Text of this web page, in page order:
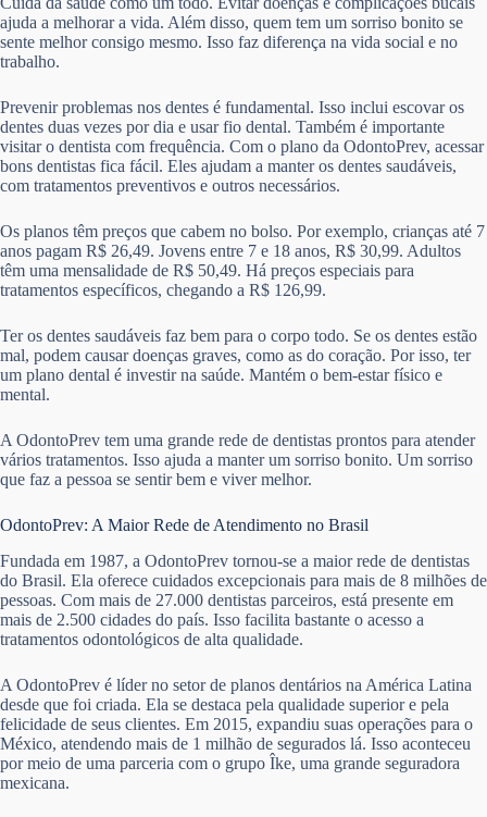
ajuda a melhorar a vida. Além disso, quem tem um sorriso bonito se
sente melhor consigo mesmo. Isso faz diferença na vida social e no
trabalho.
Prevenir problemas nos dentes é fundamental. Isso inclui escovar os
dentes duas vezes por dia e usar fio dental. Também é importante
visitar o dentista com frequência. Com o plano da OdontoPrev, acessar
bons dentistas fica fácil. Eles ajudam a manter os dentes saudáveis,
com tratamentos preventivos e outros necessários.
Os planos têm preços que cabem no bolso. Por exemplo, crianças até 7
anos pagam R$ 26,49. Jovens entre 7 e 18 anos, R$ 30,99. Adultos
têm uma mensalidade de R$ 50,49. Há preços especiais para
tratamentos específicos, chegando a R$ 126,99.
Ter os dentes saudáveis faz bem para o corpo todo. Se os dentes estão
mal, podem causar doenças graves, como as do coração. Por isso, ter
um plano dental é investir na saúde. Mantém o bem-estar físico e
mental.
A OdontoPrev tem uma grande rede de dentistas prontos para atender
vários tratamentos. Isso ajuda a manter um sorriso bonito. Um sorriso
que faz a pessoa se sentir bem e viver melhor.
OdontoPrev: A Maior Rede de Atendimento no Brasil
Fundada em 1987, a OdontoPrev tornou-se a maior rede de dentistas
do Brasil. Ela oferece cuidados excepcionais para mais de 8 milhões de
pessoas. Com mais de 27.000 dentistas parceiros, está presente em
mais de 2.500 cidades do país. Isso facilita bastante o acesso a
tratamentos odontológicos de alta qualidade.
A OdontoPrev é líder no setor de planos dentários na América Latina
desde que foi criada. Ela se destaca pela qualidade superior e pela
felicidade de seus clientes. Em 2015, expandiu suas operações para o
México, atendendo mais de 1 milhão de segurados lá. Isso aconteceu
por meio de uma parceria com o grupo Îke, uma grande seguradora
mexicana.